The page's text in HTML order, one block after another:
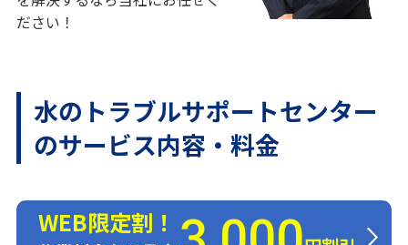
ださい！
水のトラブルサポートセンター
のサービス内容・料金
WEB限定割！